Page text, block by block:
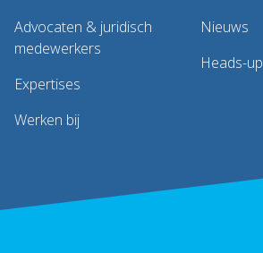
Advocaten & juridisch
medewerkers
Expertises
Werken bij
Nieuws
Heads-up